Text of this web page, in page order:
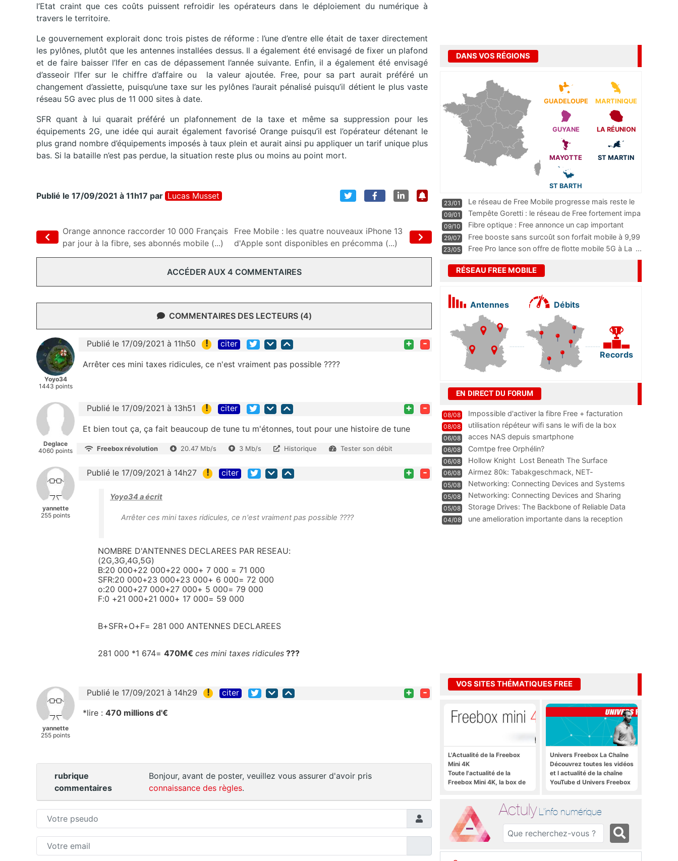
l’Etat craint que ces coûts puissent refroidir les opérateurs dans le déploiement du numérique à
travers le territoire.
Le gouvernement explorait donc trois pistes de réforme : l’une d’entre elle était de taxer directement
les pylônes, plutôt que les antennes installées dessus. Il a également été envisagé de fixer un plafond
et de faire baisser l’Ifer en cas de dépassement l’année suivante. Enfin, il a également été envisagé
d’asseoir l’Ifer sur le chiffre d’affaire ou la valeur ajoutée. Free, pour sa part aurait préféré un
changement d’assiette, puisqu’une taxe sur les pylônes l’aurait pénalisé puisqu’il détient le plus vaste
réseau 5G avec plus de 11 000 sites à date.
SFR quant à lui quarait préféré un plafonnement de la taxe et même sa suppression pour les
équipements 2G, une idée qui aurait également favorisé Orange puisqu’il est l’opérateur détenant le
plus grand nombre d’équipements imposés à taux plein et aurait ainsi pu appliquer un tarif unique plus
bas. Si la bataille n’est pas perdue, la situation reste plus ou moins au point mort.
Publié le 17/09/2021 à 11h17 par Lucas Musset
Orange annonce raccorder 10 000 Français
par jour à la fibre, ses abonnés mobile (...)
Free Mobile : les quatre nouveaux iPhone 13
d'Apple sont disponibles en précomma (...)
ACCÉDER AUX 4 COMMENTAIRES
COMMENTAIRES DES LECTEURS (4)
Yoyo34
1443 points
Publié le 17/09/2021 à 11h50 ! citer + -
Arrêter ces mini taxes ridicules, ce n'est vraiment pas possible ????
Deglace
4060 points
Publié le 17/09/2021 à 13h51 ! citer + -
Et bien tout ça, ça fait beaucoup de tune tu m'étonnes, tout pour une histoire de tune
Freebox révolution 20.47 Mb/s 3 Mb/s Historique Tester son débit
yannette
255 points
Publié le 17/09/2021 à 14h27 ! citer + -
Yoyo34 a écrit
Arrêter ces mini taxes ridicules, ce n'est vraiment pas possible ????
NOMBRE D'ANTENNES DECLAREES PAR RESEAU:
(2G,3G,4G,5G)
B:20 000+22 000+22 000+ 7 000 = 71 000
SFR:20 000+23 000+23 000+ 6 000= 72 000
o:20 000+27 000+27 000+ 5 000= 79 000
F:0 +21 000+21 000+ 17 000= 59 000
B+SFR+O+F= 281 000 ANTENNES DECLAREES
281 000 *1 674= 470M€ ces mini taxes ridicules ???
yannette
255 points
Publié le 17/09/2021 à 14h29 ! citer + -
*lire : 470 millions d'€
rubrique
commentaires
Bonjour, avant de poster, veuillez vous assurer d'avoir pris
connaissance des règles.
DANS VOS RÉGIONS
GUADELOUPE MARTINIQUE
GUYANE LA RÉUNION
MAYOTTE ST MARTIN
ST BARTH
23/01
Le réseau de Free Mobile progresse mais reste le
m
...
09/01
Tempête Goretti : le réseau de Free fortement impa
09/10
Fibre optique : Free annonce un cap important
pass
...
29/07
Free booste sans surcoût son forfait mobile à 9,99
23/05 Free Pro lance son offre de flotte mobile 5G à La ...
RÉSEAU FREE MOBILE
Antennes Débits
Records
EN DIRECT DU FORUM
08/08
Impossible d'activer la fibre Free + facturation
résiliation
08/08 utilisation répéteur wifi sans le wifi de la box
06/08 acces NAS depuis smartphone
06/08 Comtpe free Orphélin?
06/08 Hollow Knight  Lost Beneath The Surface
06/08
Airmez 80k: Tabakgeschmack, NET-
Technologie und Leistung im
05/08 Networking: Connecting Devices and Systems
05/08
Networking: Connecting Devices and Sharing
Information
05/08
Storage Drives: The Backbone of Reliable Data
Management
04/08
une amelioration importante dans la reception
VOS SITES THÉMATIQUES FREE
L'Actualité de la Freebox
Mini 4K
Toute l'actualité de la
Freebox Mini 4K, la box de
Univers Freebox La Chaîne
Découvrez toutes les vidéos
et l actualité de la chaîne
YouTube d Univers Freebox
Actuly L'info numérique